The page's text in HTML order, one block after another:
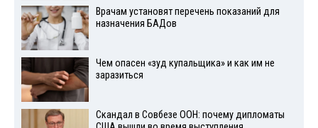
Врачам установят перечень показаний для
назначения БАДов
Чем опасен «зуд купальщика» и как им не
заразиться
Скандал в Совбезе ООН: почему дипломаты